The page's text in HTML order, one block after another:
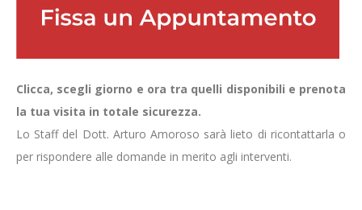
Clicca, scegli giorno e ora tra quelli disponibili e prenota
la tua visita in totale sicurezza.
Lo Staff del Dott. Arturo Amoroso sarà lieto di ricontattarla o
per rispondere alle domande in merito agli interventi.